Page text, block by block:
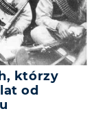
którzy
od